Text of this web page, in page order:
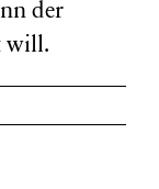
der
will.